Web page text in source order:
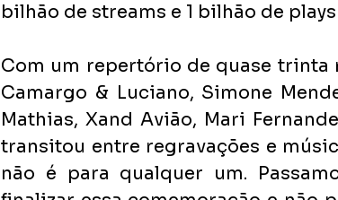
bilhão de streams e 1 bilhão de
Com um repertório de quase trinta
Camargo & Luciano, Simone
Mathias, Xand Avião, Mari
transitou entre regravações e
não é para qualquer um.